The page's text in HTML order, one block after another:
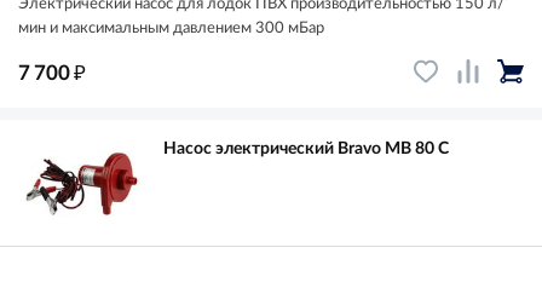
Электрический насос для лодок ПВХ производительностью 150 л/
мин и максимальным давлением 300 мБар
7 700₽
Насос электрический Bravo MB 80 С